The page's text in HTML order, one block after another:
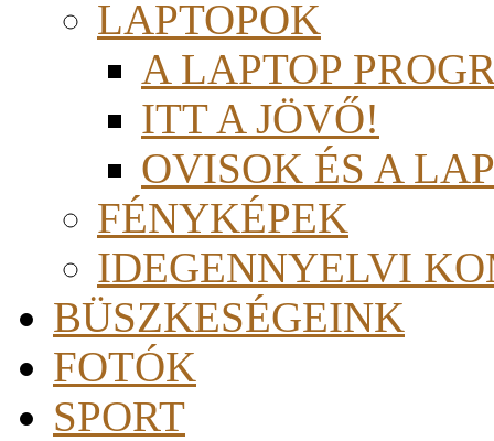
LAPTOPOK
A LAPTOP
ITT A JÖVŐ!
OVISOK ÉS A
FÉNYKÉPEK
IDEGENNYELVI
BÜSZKESÉGEINK
FOTÓK
SPORT